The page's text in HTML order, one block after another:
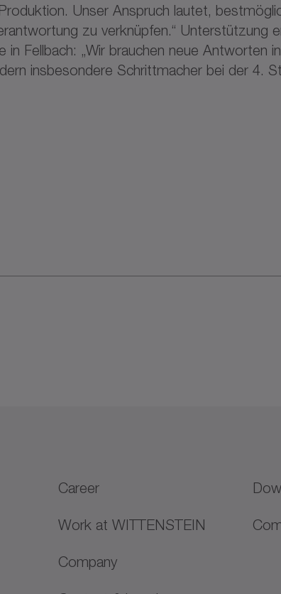
Unser Anspruch lautet,
zu verknüpfen.“ Unterstützung
Fellbach: „Wir brauchen neue Antworten
insbesondere Schrittmacher bei der 4.
Career
Work at WITTENSTEIN
Company